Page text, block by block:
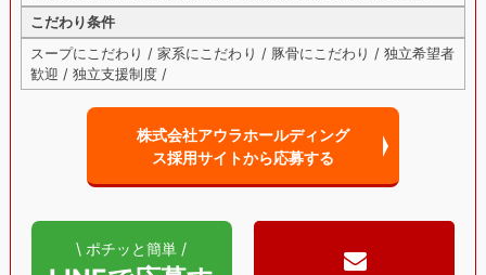
こだわり条件
スープにこだわり / 家系にこだわり / 豚骨にこだわり / 独立希望者
歓迎 / 独立支援制度 /
株式会社アウラホールディング
ス採用サイトから応募する
\ ポチッと簡単 /